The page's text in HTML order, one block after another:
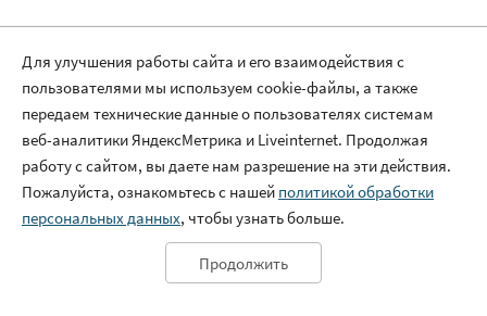
Сетевые организации не несут ответственности за
последствия, возникшие вследствие неисполнения
потребителем услуг требований настоящего пункта
и повлекшие за собой повреждение оборудования,
угрозу жизни и здоровью людей, экологической
безопасности и (или) безопасности государства,
значительный материальный ущерб, необратимые
(недопустимые) нарушения непрерывных
технологических процессов производства.
По информации оперативно-диспетчерской службы
Для улучшения работы сайта и его взаимодействия с
пользователями мы используем cookie-файлы, а также
передаем технические данные о пользователях системам
веб-аналитики ЯндексМетрика и Liveinternet. Продолжая
работу с сайтом, вы даете нам разрешение на эти действия.
Пожалуйста, ознакомьтесь с нашей политикой обработки
персональных данных, чтобы узнать больше.
Продолжить